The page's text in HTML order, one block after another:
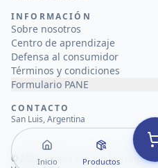
Inicio Productos
INFORMACIÓN
Sobre nosotros
Centro de aprendizaje
Defensa al consumidor
Términos y condiciones
Formulario PANE
CONTACTO
San Luis, Argentina
© 2026Compre San Luis Marketplace